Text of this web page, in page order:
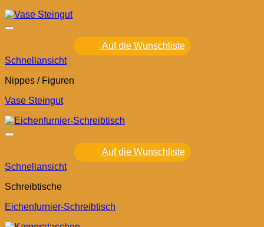
Auf die Wunschliste
Schnellansicht
Nippes / Figuren
Vase Steingut
Auf die Wunschliste
Schnellansicht
Schreibtische
Eichenfurnier-Schreibtisch